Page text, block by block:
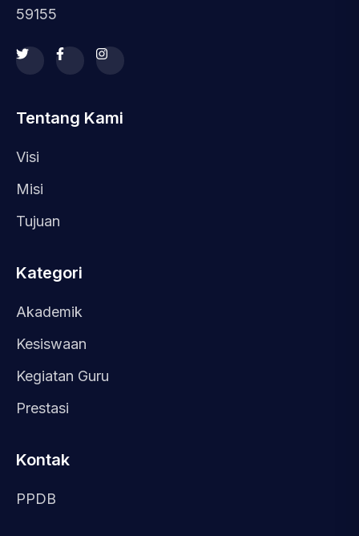
59155
Tentang Kami
Visi
Misi
Tujuan
Kategori
Akademik
Kesiswaan
Kegiatan Guru
Prestasi
Kontak
PPDB